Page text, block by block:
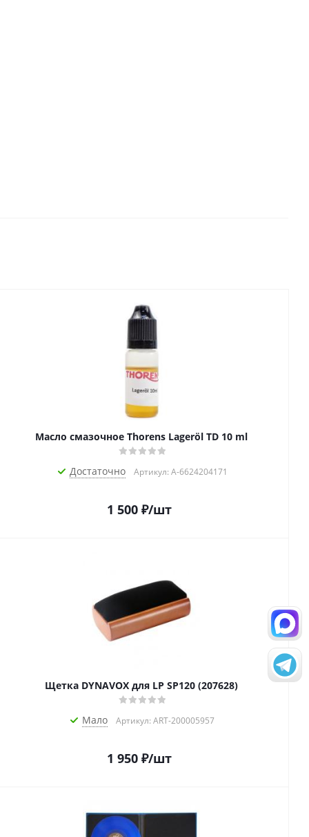
Масло смазочное Thorens Lageröl TD 10 ml
Достаточно Артикул: A-6624204171
1 500₽/шт
Щетка DYNAVOX для LP SP120 (207628)
Мало Артикул: ART-200005957
1 950₽/шт